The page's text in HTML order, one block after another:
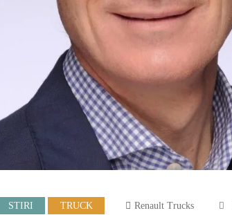
STIRI TRUCK Renault Trucks